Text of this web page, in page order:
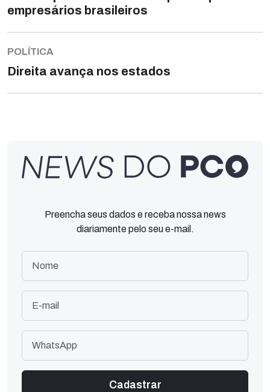
empresários brasileiros
POLÍTICA
Direita avança nos estados
Preencha seus dados e receba nossa news
diariamente pelo seu e-mail.